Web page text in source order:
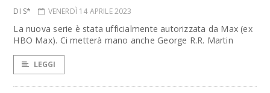
DI S* VENERDÌ 14 APRILE 2023
La nuova serie è stata ufficialmente autorizzata da Max (ex
HBO Max). Ci metterà mano anche George R.R. Martin
LEGGI